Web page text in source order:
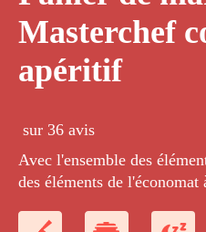
Masterchef
apéritif
sur 36 avis
Avec l'ensemble des
des éléments de